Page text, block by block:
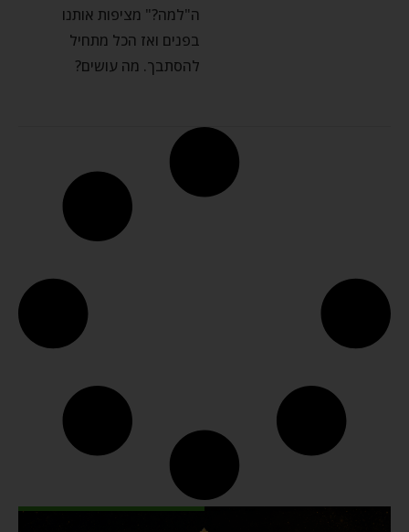
ה"למה?" מציפות אותנו
בפנים ואז הכל מתחיל
להסתבך. מה עושים?